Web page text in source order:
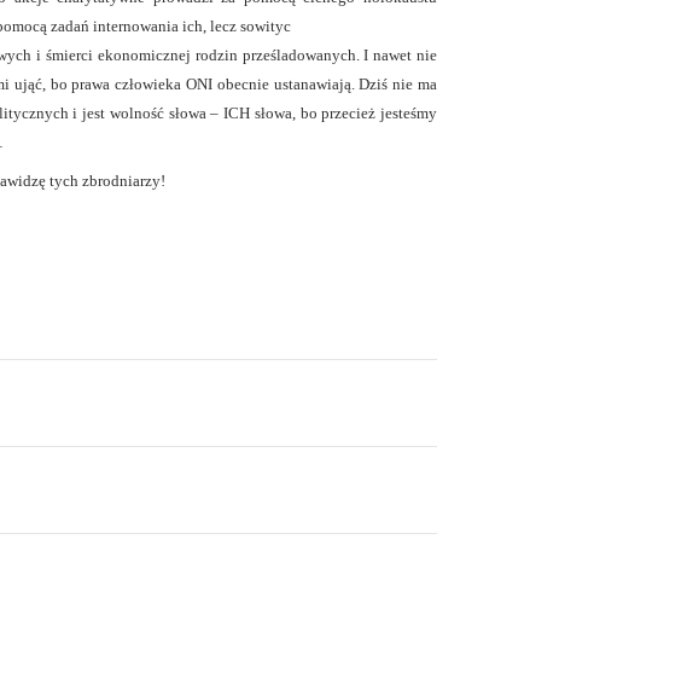
zadań internowania ich, lecz sowityc
i śmierci ekonomicznej rodzin prześladowanych. I nawet nie
ująć, bo prawa człowieka ONI obecnie ustanawiają. Dziś nie ma
i jest wolność słowa – ICH słowa, bo przecież jesteśmy
tych zbrodniarzy!